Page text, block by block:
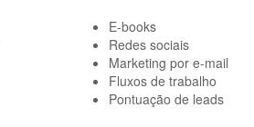
E-books
Redes sociais
Marketing por e-mail
Fluxos de trabalho
Pontuação de leads